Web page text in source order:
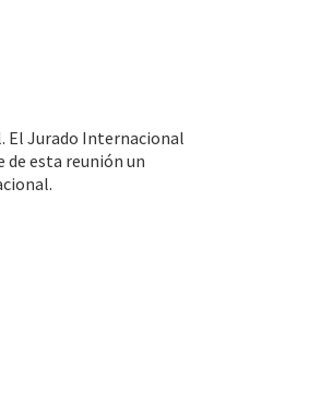
El Jurado Internacional
esta reunión un